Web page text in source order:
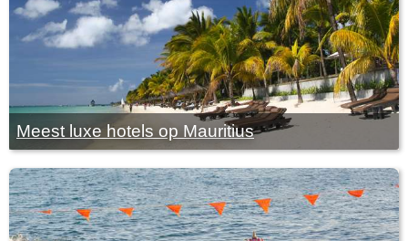
Meest luxe hotels op Mauritius